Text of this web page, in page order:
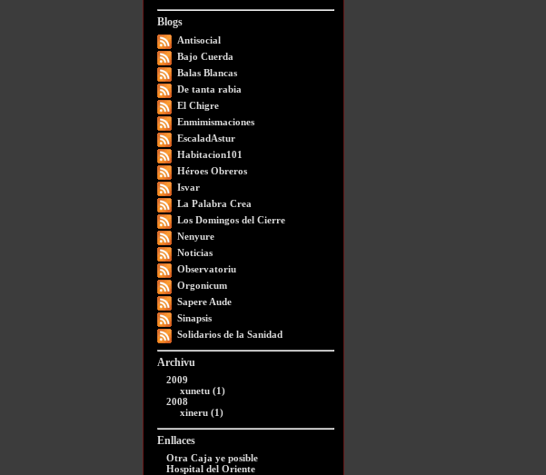
Blogs
Antisocial
Bajo Cuerda
Balas Blancas
De tanta rabia
El Chigre
Enmimismaciones
EscaladAstur
Habitacion101
Héroes Obreros
Isvar
La Palabra Crea
Los Domingos del Cierre
Nenyure
Noticias
Observatoriu
Orgonicum
Sapere Aude
Sinapsis
Solidarios de la Sanidad
Archivu
2009
xunetu (1)
2008
xineru (1)
Enllaces
Otra Caja ye posible
Hospital del Oriente